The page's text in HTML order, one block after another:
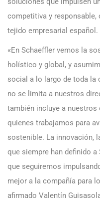
competitiva y responsable,
tejido empresarial español.
«En Schaeffler vemos la
holístico y global, y
social a lo largo de toda la
no se limita a nuestros
también incluye a
quienes trabajamos para
sostenible. La innovación,
que siempre han definido
que seguiremos
mejor a la compañía para
afirmado Valentín